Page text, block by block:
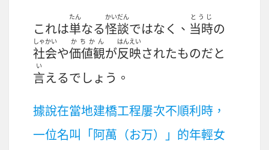
これは単
たん
なる怪談
かいだん
ではなく、 当時
とうじ
の
社会
しゃかい
や価値観
かちかん
が反映
はんえい
されたものだと
言
い
えるでしょう。
據說在當地建橋工程屢次不順利時，
一位名叫「阿萬（お万）」的年輕女